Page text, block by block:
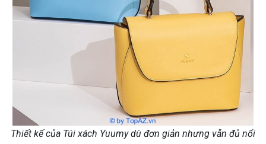
Thiết kế của Túi xách Yuumy dù đơn giản nhưng vẫn đủ nổi